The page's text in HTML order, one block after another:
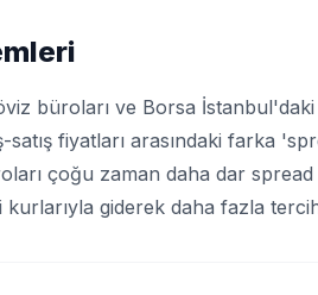
büroları ve Borsa
satış fiyatları arasındaki farka
çoğu zaman daha dar
giderek daha fazla